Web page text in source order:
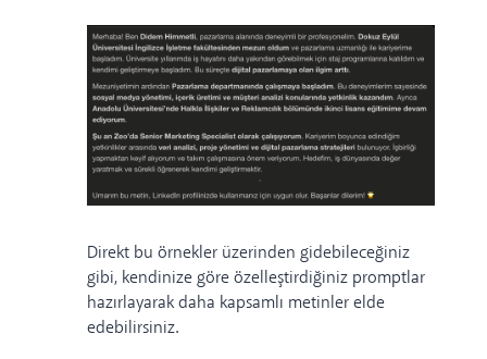
Direkt bu örnekler üzerinden gidebileceğiniz
gibi, kendinize göre özelleştirdiğiniz promptlar
hazırlayarak daha kapsamlı metinler elde
edebilirsiniz.